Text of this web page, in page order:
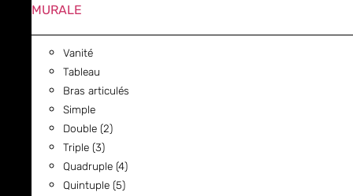
MURALE
Vanité
Tableau
Bras articulés
Simple
Double (2)
Triple (3)
Quadruple (4)
Quintuple (5)